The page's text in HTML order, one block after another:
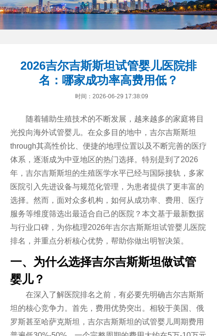
2026吉尔吉斯斯坦试管婴儿医院排
名：哪家成功率高费用低？
时间：2026-06-29 17:38:09
随着辅助生殖技术的不断发展，越来越多的家庭将目
光投向海外试管婴儿。在众多目的地中，吉尔吉斯斯坦
through其高性价比、便捷的地理位置以及不断完善的医疗
体系，逐渐成为中亚地区的热门选择。特别是到了2026
年，吉尔吉斯斯坦的生殖医学水平已经与国际接轨，多家
医院引入先进设备与规范化管理，为患者提供了更丰富的
选择。然而，面对众多机构，如何从成功率、费用、医疗
服务等维度筛选出最适合自己的医院？本文基于最新数据
与行业口碑，为你梳理2026年吉尔吉斯斯坦试管婴儿医院
排名，并重点分析核心优势，帮助你做出明智决策。
一、为什么选择吉尔吉斯斯坦做试管
婴儿？
在深入了解医院排名之前，有必要先明确吉尔吉斯斯
坦的核心竞争力。首先，费用优势突出。相较于美国、俄
罗斯甚至哈萨克斯坦，吉尔吉斯斯坦的试管婴儿周期费用